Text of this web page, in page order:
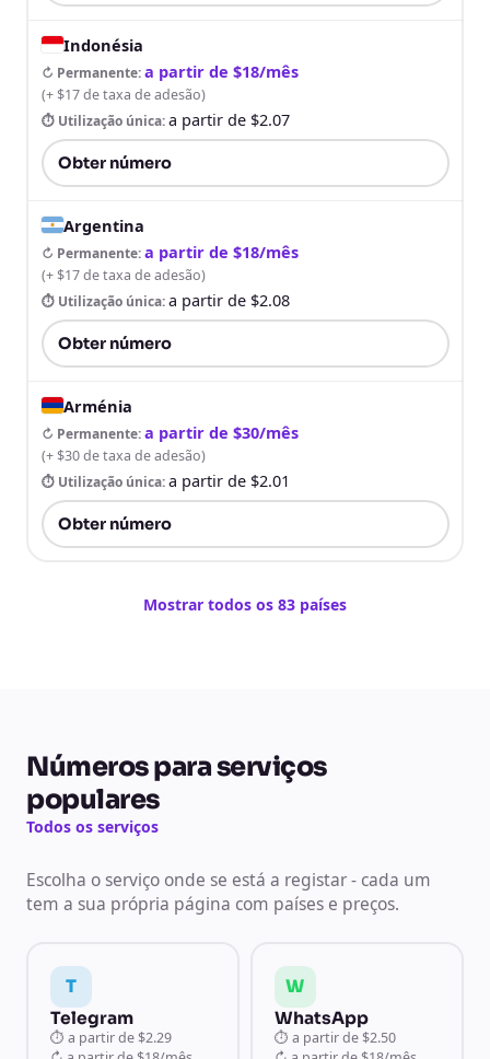
Indonésia
↻ Permanente:a partir de $18/mês
(+ $17 de taxa de adesão)
⏱ Utilização única:a partir de $2.07
Obter número
Argentina
↻ Permanente:a partir de $18/mês
(+ $17 de taxa de adesão)
⏱ Utilização única:a partir de $2.08
Obter número
Arménia
↻ Permanente:a partir de $30/mês
(+ $30 de taxa de adesão)
⏱ Utilização única:a partir de $2.01
Obter número
Mostrar todos os 83 países
Números para serviços
populares
Todos os serviços
Escolha o serviço onde se está a registar - cada um
tem a sua própria página com países e preços.
T
Telegram
⏱ a partir de $2.29
W
WhatsApp
⏱ a partir de $2.50